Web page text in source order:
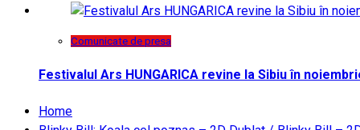
Comunicate de presa
Festivalul Ars HUNGARICA revine la Sibiu în
Home